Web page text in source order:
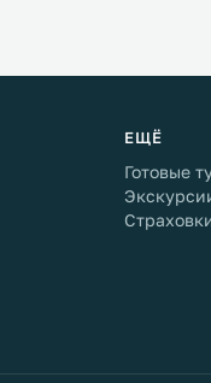
ЕЩЁ
Готовые